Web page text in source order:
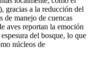
), gracias a la reducción del
de manejo de cuencas
aves reportan la emoción
del bosque, lo que
núcleos de